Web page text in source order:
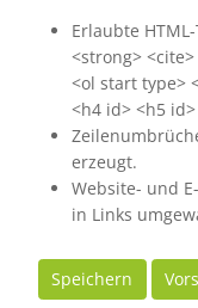
Erlaubte
<strong>
<ol start type>
<h4 id> <h5
erzeugt.
Website- und
in Links
Speichern